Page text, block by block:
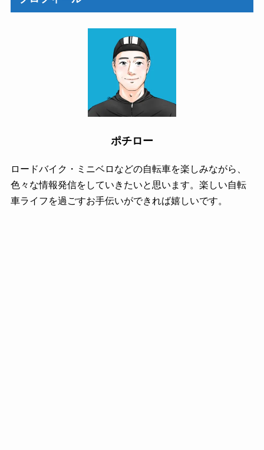
ポチロー
ロードバイク・ミニベロなどの自転車を楽しみながら、
色々な情報発信をしていきたいと思います。楽しい自転
車ライフを過ごすお手伝いができれば嬉しいです。